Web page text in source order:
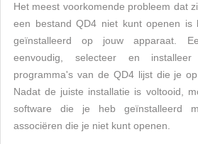
Het meest voorkomende probleem dat
een bestand QD4 niet kunt openen is
geïnstalleerd op jouw apparaat.
eenvoudig, selecteer en
programma's van de QD4 lijst die je
Nadat de juiste installatie is voltooid,
software die je heb geïnstalleerd
associëren die je niet kunt openen.